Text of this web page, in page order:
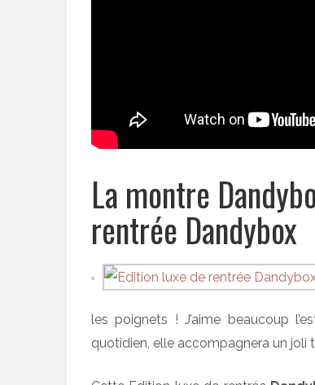
La montre
rentrée Dandybox
les poignets ! J’aime beaucoup
quotidien, elle accompagnera un joli